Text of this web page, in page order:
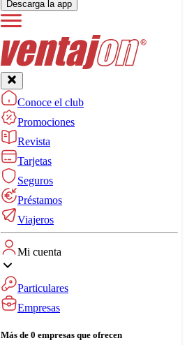
Descarga la app
Conoce el club
Promociones
Revista
Tarjetas
Seguros
Préstamos
Viajeros
Mi cuenta
Particulares
Empresas
Más de 0 empresas que ofrecen